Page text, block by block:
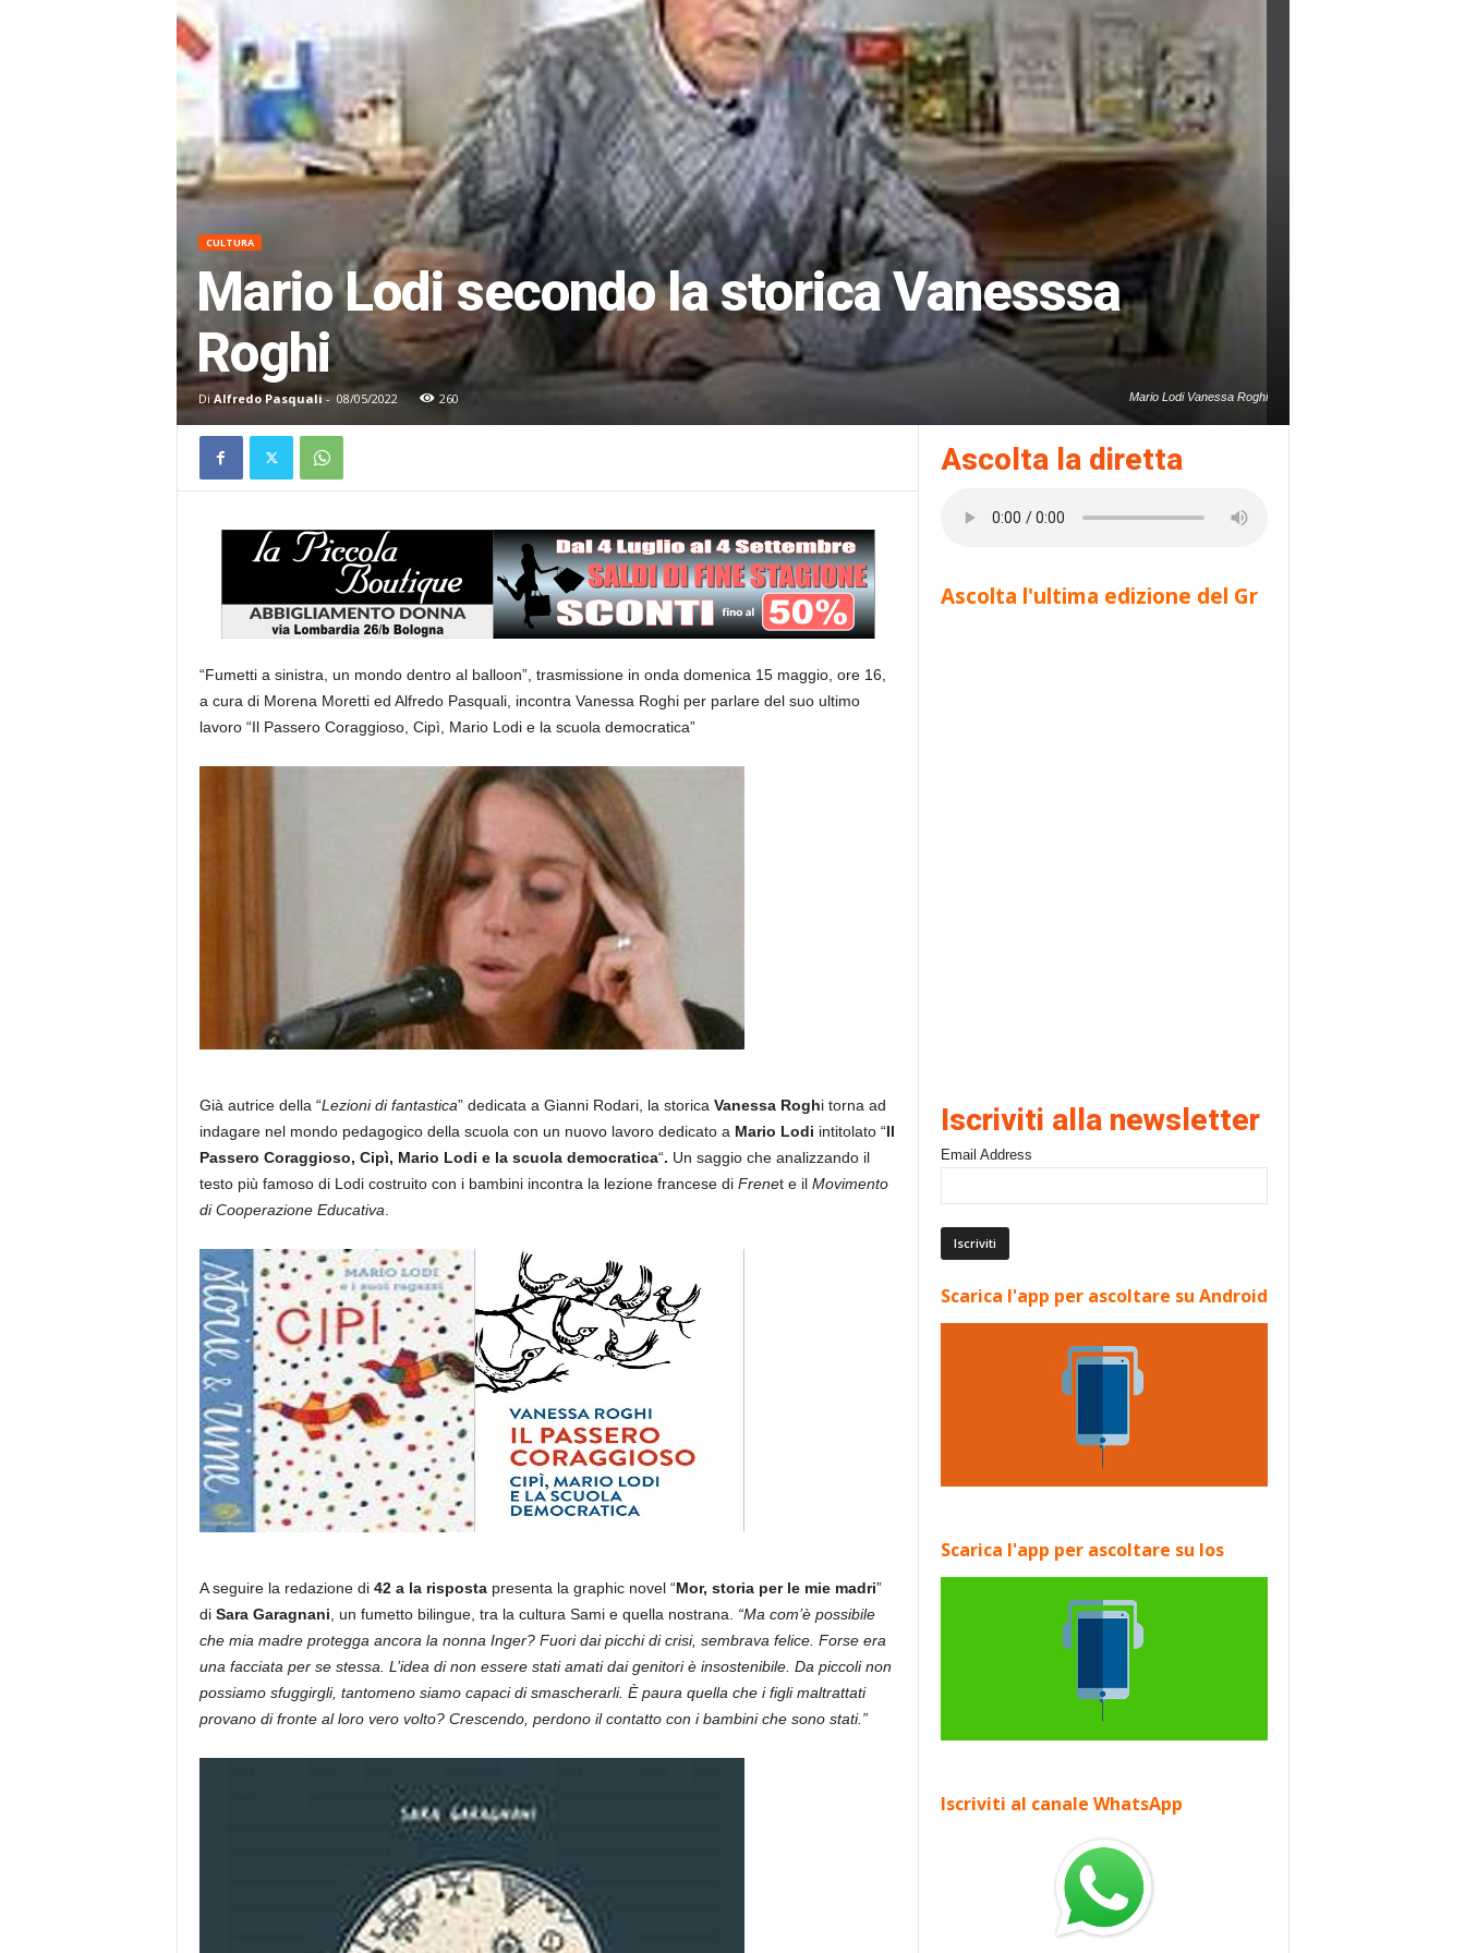
Mario Lodi Vanessa Roghi
CULTURA
Mario Lodi secondo la storica Vanesssa
Roghi
Di Alfredo Pasquali- 08/05/2022 260
“Fumetti a sinistra, un mondo dentro al balloon”, trasmissione in onda domenica 15 maggio, ore 16,
a cura di Morena Moretti ed Alfredo Pasquali, incontra Vanessa Roghi per parlare del suo ultimo
lavoro “Il Passero Coraggioso, Cipì, Mario Lodi e la scuola democratica”
Già autrice della “Lezioni di fantastica” dedicata a Gianni Rodari, la storica Vanessa Roghi torna ad
indagare nel mondo pedagogico della scuola con un nuovo lavoro dedicato a Mario Lodi intitolato “Il
Passero Coraggioso, Cipì, Mario Lodi e la scuola democratica“. Un saggio che analizzando il
testo più famoso di Lodi costruito con i bambini incontra la lezione francese diFrenet e il Movimento
di Cooperazione Educativa
A seguire la redazione di42 a la rispostapresenta la graphic novel “Mor, storia per le mie madri”
di Sara Garagnani , un fumetto bilingue, tra la cultura Sami e quella nostrana. “Ma com’è possibile
che mia madre protegga ancora la nonna Inger? Fuori dai picchi di crisi, sembrava felice. Forse era
una facciata per se stessa. L’idea di non essere stati amati dai genitori è insostenibile. Da piccoli non
possiamo sfuggirgli, tantomeno siamo capaci di smascherarli. È paura quella che i figli maltrattati
provano di fronte al loro vero volto? Crescendo, perdono il contatto con i bambini che sono stati.”
Ascolta la diretta
Ascolta l'ultima edizione del Gr
Iscriviti alla newsletter
Email Address
Scarica l'app per ascoltare su Android
Scarica l'app per ascoltare su Ios
Iscriviti al canale WhatsApp